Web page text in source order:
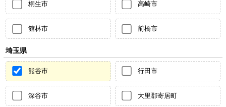
桐生市 高崎市
館林市 前橋市
埼玉県
熊谷市 行田市
深谷市 大里郡寄居町